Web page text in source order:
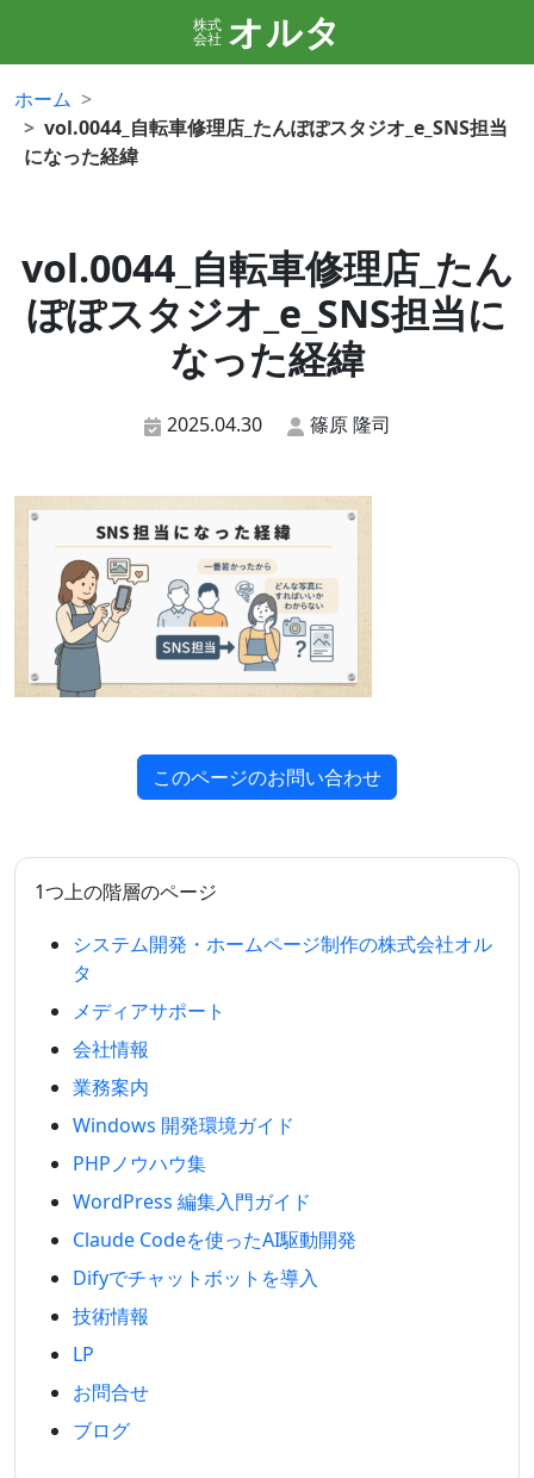
株式
会社 オルタ
ホーム
vol.0044_自転車修理店_たんぽぽスタジオ_e_SNS担当
になった経緯
vol.0044_自転車修理店_たん
ぽぽスタジオ_e_SNS担当に
なった経緯
2025.04.30 篠原 隆司
このページのお問い合わせ
1つ上の階層のページ
システム開発・ホームページ制作の株式会社オル
タ
メディアサポート
会社情報
業務案内
Windows 開発環境ガイド
PHPノウハウ集
WordPress 編集入門ガイド
Claude Codeを使ったAI駆動開発
Difyでチャットボットを導入
技術情報
LP
お問合せ
ブログ